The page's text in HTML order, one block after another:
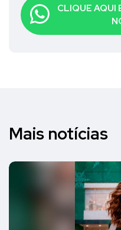
CLIQUE AQUI
Mais notícias